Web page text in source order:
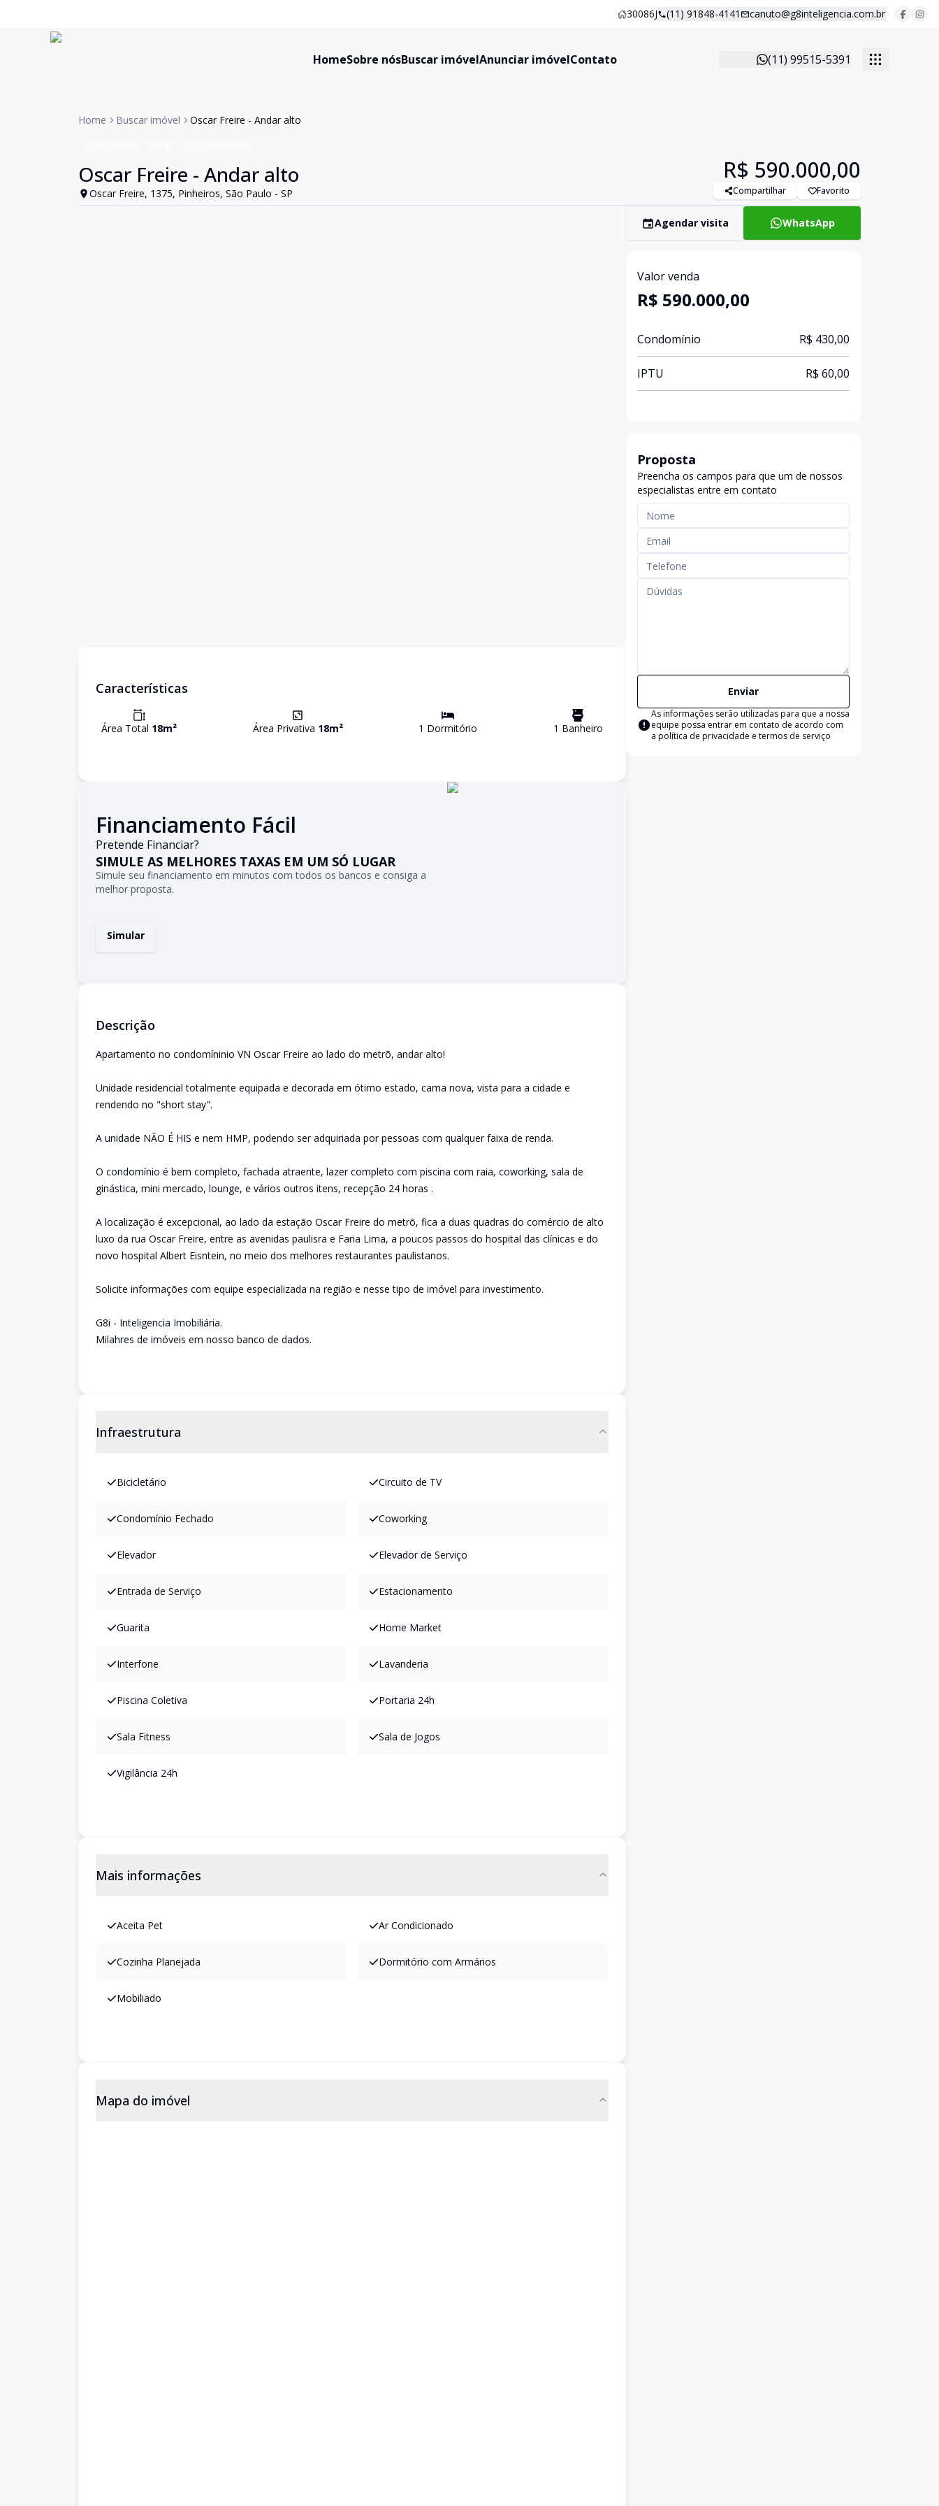
30086J (11) 91848-4141 canuto@g8inteligencia.com.br
HomeSobre nósBuscar imóvelAnunciar imóvelContato (11) 99515-5391
Home Buscar imóvel Oscar Freire - Andar alto
Oscar Freire - Andar alto
Oscar Freire, 1375, Pinheiros, São Paulo - SP
R$ 590.000,00
Compartilhar Favorito
Características
Área Total 18m² Área Privativa 18m² 1 Dormitório 1 Banheiro
Financiamento Fácil
Pretende Financiar?
SIMULE AS MELHORES TAXAS EM UM SÓ LUGAR
Simule seu financiamento em minutos com todos os bancos e consiga a
melhor proposta.
Simular
Descrição
Apartamento no condomíninio VN Oscar Freire ao lado do metrõ, andar alto!
Unidade residencial totalmente equipada e decorada em ótimo estado, cama nova, vista para a cidade e
rendendo no "short stay".
A unidade NÃO É HIS e nem HMP, podendo ser adquiriada por pessoas com qualquer faixa de renda.
O condomínio é bem completo, fachada atraente, lazer completo com piscina com raia, coworking, sala de
ginástica, mini mercado, lounge, e vários outros itens, recepção 24 horas .
A localização é excepcional, ao lado da estação Oscar Freire do metrõ, fica a duas quadras do comércio de alto
luxo da rua Oscar Freire, entre as avenidas paulisra e Faria Lima, a poucos passos do hospital das clínicas e do
novo hospital Albert Eisntein, no meio dos melhores restaurantes paulistanos.
Solicite informações com equipe especializada na região e nesse tipo de imóvel para investimento.
G8i - Inteligencia Imobiliária.
Milahres de imóveis em nosso banco de dados.
Infraestrutura
Bicicletário Circuito de TV
Condomínio Fechado Coworking
Elevador Elevador de Serviço
Entrada de Serviço Estacionamento
Guarita Home Market
Interfone Lavanderia
Piscina Coletiva Portaria 24h
Sala Fitness Sala de Jogos
Vigilância 24h
Mais informações
Aceita Pet Ar Condicionado
Cozinha Planejada Dormitório com Armários
Mobiliado
Mapa do imóvel
Agendar visita WhatsApp
Valor venda
R$ 590.000,00
Condomínio R$ 430,00
IPTU R$ 60,00
Proposta
Preencha os campos para que um de nossos
especialistas entre em contato
Enviar
As informações serão utilizadas para que a nossa
equipe possa entrar em contato de acordo com
a política de privacidade e termos de serviço